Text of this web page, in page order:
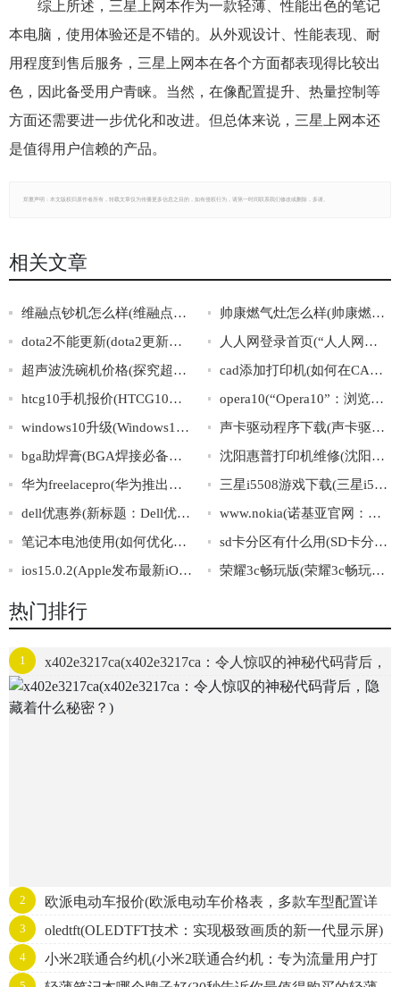
综上所述，三星上网本作为一款轻薄、性能出色的笔记
本电脑，使用体验还是不错的。从外观设计、性能表现、耐
用程度到售后服务，三星上网本在各个方面都表现得比较出
色，因此备受用户青睐。当然，在像配置提升、热量控制等
方面还需要进一步优化和改进。但总体来说，三星上网本还
是值得用户信赖的产品。
郑重声明：本文版权归原作者所有，转载文章仅为传播更多信息之目的，如有侵权行为，请第一时间联系我们修改或删除，多谢。
相关文章
维融点钞机怎么样(维融点钞机表现如何？)
帅康燃气灶怎么样(帅康燃气灶使用效果如何？)
dota2不能更新(dota2更新失败怎么办？)
人人网登录首页(“人人网登录首页”全方位讲解，快速掌握登录技巧)
超声波洗碗机价格(探究超声波洗碗机价格：品牌大全、购买注意事项一网打尽)
cad添加打印机(如何在CAD中添加打印机)
htcg10手机报价(HTCG10手机报价大全及最新价格)
opera10(“Opera10”：浏览器领域革新的代表)
windows10升级(Windows10升级攻略：零基础上手，轻松升级！)
声卡驱动程序下载(声卡驱动下载：全攻略汇总！)
bga助焊膏(BGA焊接必备：助焊膏使用指南)
沈阳惠普打印机维修(沈阳惠普打印机维修服务，专业快捷，值得信赖)
华为freelacepro(华为推出最新款FreelacePro耳机)
三星i5508游戏下载(三星i5508游戏下载大全推荐)
dell优惠券(新标题：Dell优惠券火热抢购，赶紧获取秒杀电脑好价！)
www.nokia(诺基亚官网：探寻手机科技的未来之路)
笔记本电池使用(如何优化笔记本电池使用，延长电池寿命)
sd卡分区有什么用(SD卡分区的作用及意义)
ios15.0.2(Apple发布最新iOS15.0.2系统，修复多项漏洞提升用户体验)
荣耀3c畅玩版(荣耀3c畅玩版手机详解及使用技巧)
热门排行
1
x402e3217ca(x402e3217ca：令人惊叹的神秘代码背后，
隐藏着什么秘密？)
2
欧派电动车报价(欧派电动车价格表，多款车型配置详
解！)
3 oledtft(OLEDTFT技术：实现极致画质的新一代显示屏)
4
小米2联通合约机(小米2联通合约机：专为流量用户打